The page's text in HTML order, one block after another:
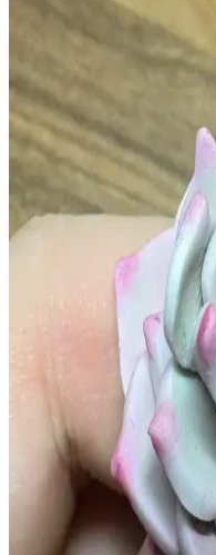
Polimer Kil ile
Malzemeler ve
Polimer kil ile çakmak kılıfı
kullanımı, kilin
detaylandırılmaktadır.
sunulmaktadır.
Polimer Kil Figürlerde
İfadenin
Polimer kil figürlerde göz
için göz kapakları, göz
teknikler kullanılır. Doğru
Polimer Kil ve
Bulbasaur Heykelleri
Polimer kil ve armature tel
Bulbasaur heykelleri, detaylı
gerçekçi ve dayanıklı sanat